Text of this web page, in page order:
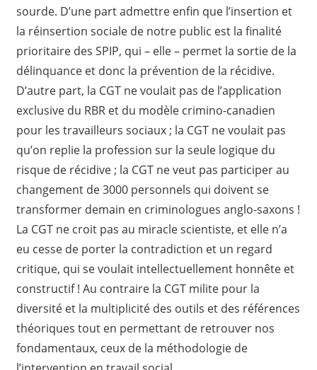
sourde. D’une part admettre enfin que l’insertion et
la réinsertion sociale de notre public est la finalité
prioritaire des SPIP, qui – elle – permet la sortie de la
délinquance et donc la prévention de la récidive.
D’autre part, la CGT ne voulait pas de l’application
exclusive du RBR et du modèle crimino-canadien
pour les travailleurs sociaux ; la CGT ne voulait pas
qu’on replie la profession sur la seule logique du
risque de récidive ; la CGT ne veut pas participer au
changement de 3000 personnels qui doivent se
transformer demain en criminologues anglo-saxons !
La CGT ne croit pas au miracle scientiste, et elle n’a
eu cesse de porter la contradiction et un regard
critique, qui se voulait intellectuellement honnête et
constructif ! Au contraire la CGT milite pour la
diversité et la multiplicité des outils et des références
théoriques tout en permettant de retrouver nos
fondamentaux, ceux de la méthodologie de